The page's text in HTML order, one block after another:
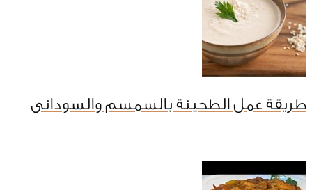
طريقة عمل الطحينة بالسمسم والسودانى